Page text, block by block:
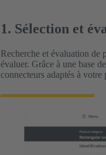
1. Sélection et
Recherche et évaluation de
évaluer. Grâce à une base
connecteurs adaptés à votre